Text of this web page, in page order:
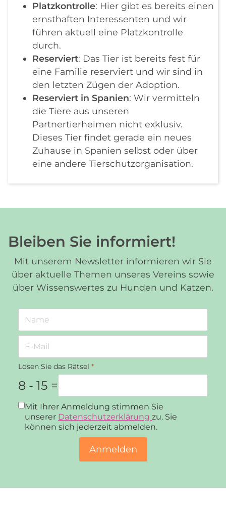
Platzkontrolle: Hier gibt es bereits einen
ernsthaften Interessenten und wir
führen aktuell eine Platzkontrolle
durch.
Reserviert: Das Tier ist bereits fest für
eine Familie reserviert und wir sind in
den letzten Zügen der Adoption.
Reserviert in Spanien: Wir vermitteln
die Tiere aus unseren
Partnertierheimen nicht exklusiv.
Dieses Tier findet gerade ein neues
Zuhause in Spanien selbst oder über
eine andere Tierschutzorganisation.
Bleiben Sie informiert!
Mit unserem Newsletter informieren wir Sie
über aktuelle Themen unseres Vereins sowie
über Wissenswertes zu Hunden und Katzen.
Lösen Sie das Rätsel *
8 - 15 =
Datenschutz*
Mit Ihrer Anmeldung stimmen Sie
unserer Datenschutzerklärung zu. Sie
können sich jederzeit abmelden.
Anmelden